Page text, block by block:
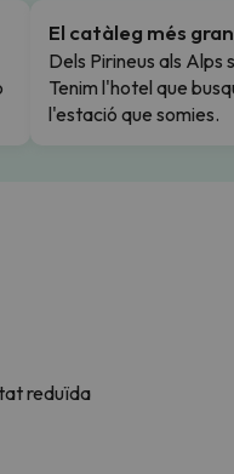
El catàleg més gran
Dels Pirineus als Alps
Tenim l'hotel que
l'estació que somies.
reduïda